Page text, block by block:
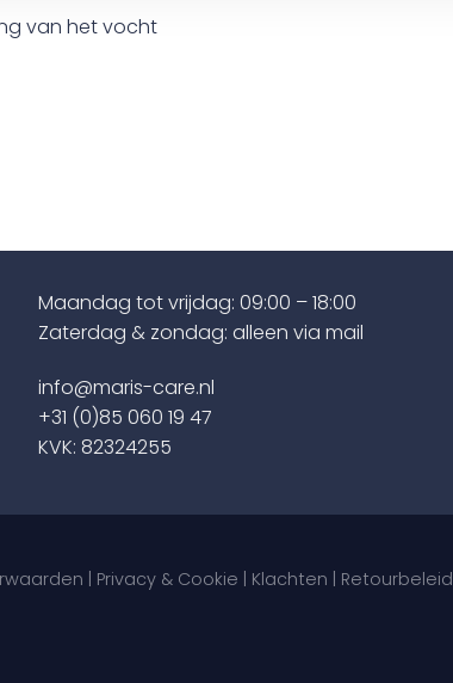
van het vocht
Maandag tot vrijdag: 09:00 – 18:00
Zaterdag & zondag: alleen via mail
info@maris-care.nl
+31 (0)85 060 19 47
KVK: 82324255
Privacy & Cookie Klachten Retourbeleid